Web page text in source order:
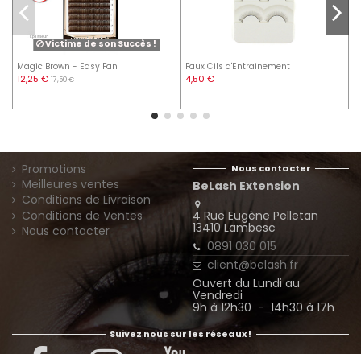
Victime de son Succès !
Magic Brown - Easy Fan
12,25 € 17,50 €
Faux Cils d'Entrainement
4,50 €
Promotions
Meilleures ventes
Conditions de Livraison
Conditions de Ventes
Nous contacter
Nous contacter
BeLash Extension
4 Rue Eugène Pelletan
13410 Lambesc
0891 030 015
client@belash.fr
Ouvert du Lundi au
Vendredi
9h à 12h30 - 14h30 à 17h
Suivez nous sur les réseaux !